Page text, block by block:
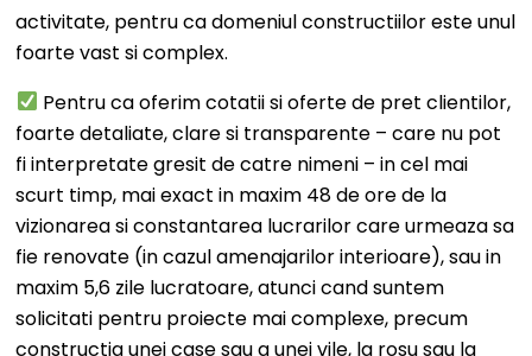
activitate, pentru ca domeniul constructiilor este unul
foarte vast si complex.
Pentru ca oferim cotatii si oferte de pret clientilor,
foarte detaliate, clare si transparente – care nu pot
fi interpretate gresit de catre nimeni – in cel mai
scurt timp, mai exact in maxim 48 de ore de la
vizionarea si constantarea lucrarilor care urmeaza sa
fie renovate (in cazul amenajarilor interioare), sau in
maxim 5,6 zile lucratoare, atunci cand suntem
solicitati pentru proiecte mai complexe, precum
constructia unei case sau a unei vile, la rosu sau la